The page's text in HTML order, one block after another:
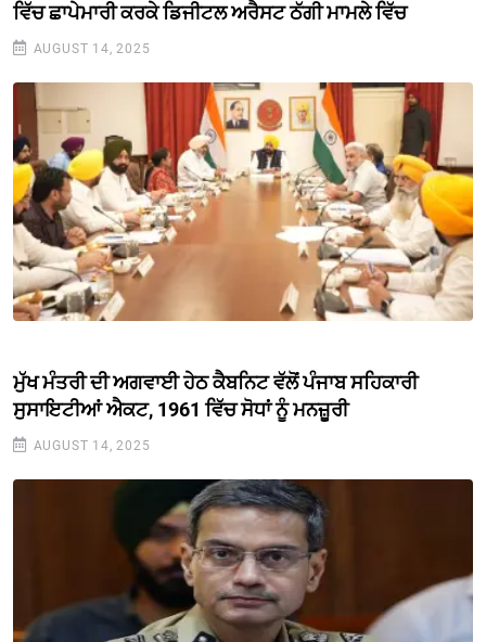
ਵਿੱਚ ਛਾਪੇਮਾਰੀ ਕਰਕੇ ਡਿਜੀਟਲ ਅਰੈਸਟ ਠੱਗੀ ਮਾਮਲੇ ਵਿੱਚ
AUGUST 14, 2025
ਮੁੱਖ ਮੰਤਰੀ ਦੀ ਅਗਵਾਈ ਹੇਠ ਕੈਬਨਿਟ ਵੱਲੋਂ ਪੰਜਾਬ ਸਹਿਕਾਰੀ
ਸੁਸਾਇਟੀਆਂ ਐਕਟ, 1961 ਵਿੱਚ ਸੋਧਾਂ ਨੂੰ ਮਨਜ਼ੂਰੀ
AUGUST 14, 2025